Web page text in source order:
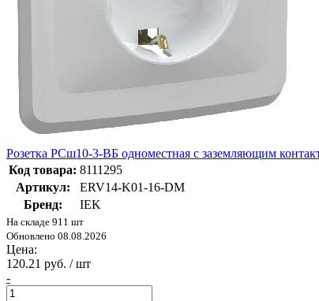
Розетка РСш10-3-ВБ одноместная с заземляющим
Код товара: 8111295
Артикул:
ERV14-K01-16-DM
Бренд:
IEK
На складе 911 шт
Обновлено 08.08.2026
Цена:
120.21 руб. / шт
-